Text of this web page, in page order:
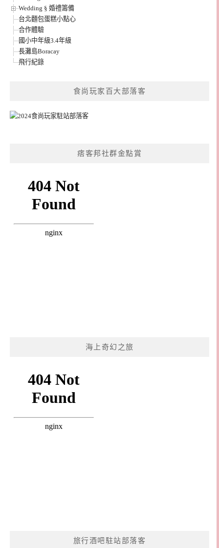
Wedding § 婚禮籌備
台北麵包蛋糕小點心
合作體驗
國小中年級3.4年級
長灘島Boracay
飛行紀錄
食尚玩家百大部落客
痞客邦社群金點賞
海上奇幻之旅
旅行酒吧駐站部落客